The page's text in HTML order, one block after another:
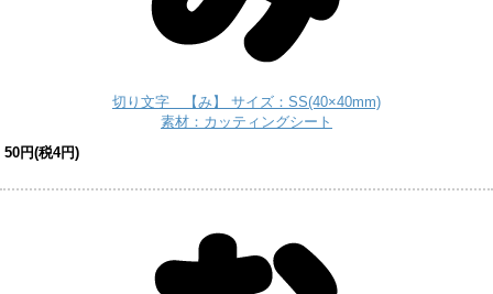
切り文字 【み】 サイズ：SS(40×40mm)
素材：カッティングシート
50円(税4円)